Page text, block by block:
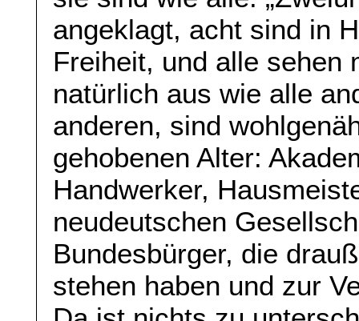
angeklagt, acht sind in
Freiheit, und alle sehen
natürlich aus wie alle
anderen, sind
gehobenen Alter:
Handwerker,
neudeutschen
Bundesbürger, die
stehen haben und zur